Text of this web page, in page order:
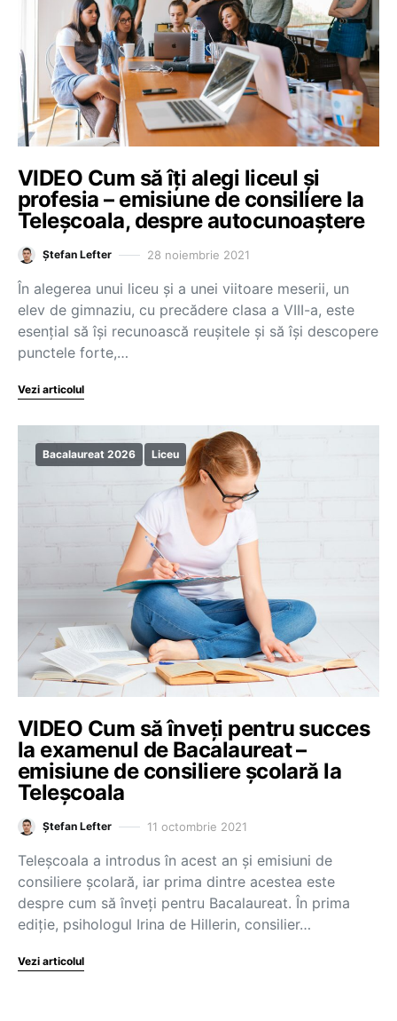
VIDEO Cum să îți alegi liceul și
profesia – emisiune de consiliere la
Teleșcoala, despre autocunoaștere
Ștefan Lefter 28 noiembrie 2021
În alegerea unui liceu și a unei viitoare meserii, un
elev de gimnaziu, cu precădere clasa a VIII-a, este
esențial să își recunoască reușitele și să își descopere
punctele forte,…
Vezi articolul
Bacalaureat 2026 Liceu
VIDEO Cum să înveți pentru succes
la examenul de Bacalaureat –
emisiune de consiliere școlară la
Teleșcoala
Ștefan Lefter 11 octombrie 2021
Teleșcoala a introdus în acest an și emisiuni de
consiliere școlară, iar prima dintre acestea este
despre cum să înveți pentru Bacalaureat. În prima
ediție, psihologul Irina de Hillerin, consilier…
Vezi articolul